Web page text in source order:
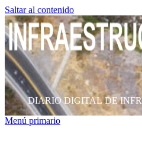
Saltar al contenido
DIARIO DIGITAL DE
Menú primario